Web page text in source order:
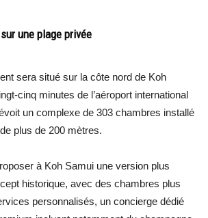
une plage privée
sera situé sur la côte nord de Koh
cinq minutes de l’aéroport international
un complexe de 303 chambres installé
plus de 200 mètres.
à Koh Samui une version plus
historique, avec des chambres plus
personnalisés, un concierge dédié